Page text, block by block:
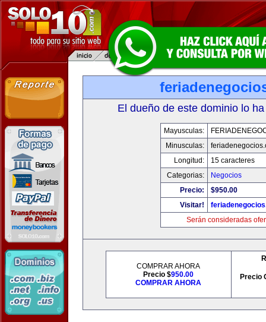
El dueño de este dominio lo
Mayusculas:
Minusculas:
Longitud:
15 caracteres
Categorias:
Negocios
Precio:
$950.00
Visitar!
Serán consideradas
COMPRAR AHORA
Precio $950.00
COMPRAR AHORA
Precio